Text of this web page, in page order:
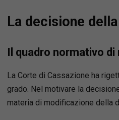
La decisione
Il quadro normativo
La Corte di Cassazione ha
grado. Nel motivare la
materia di modificazione della